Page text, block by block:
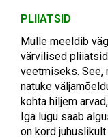
PLIIATSID
Mulle meeldib
värvilised
veetmiseks. See,
natuke
kohta hiljem
Iga lugu saab
on kord